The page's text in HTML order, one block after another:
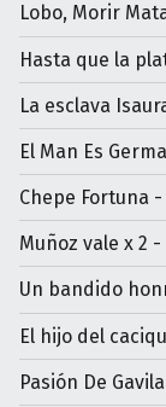
Lobo, Morir
Hasta que la
La esclava
El Man Es
Chepe Fortuna
Muñoz vale x 2
Un bandido
El hijo del
Pasión De